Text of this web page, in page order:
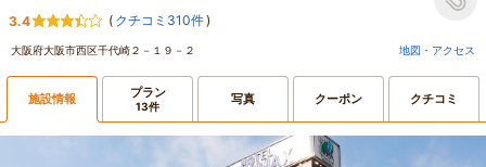
3.4 ( クチコミ310件)
大阪府大阪市西区千代崎２－１９－２ 地図・アクセス
施設情報 プラン
13件 写真 クーポン クチコミ